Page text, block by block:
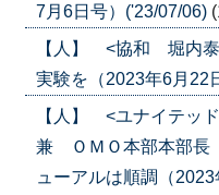
7月6日号）('23/07/06)
【人】 <協和 堀内泰
実験を（2023年6月22
【人】 <ユナイテッ
兼 ＯＭＯ本部本部長
ューアルは順調（